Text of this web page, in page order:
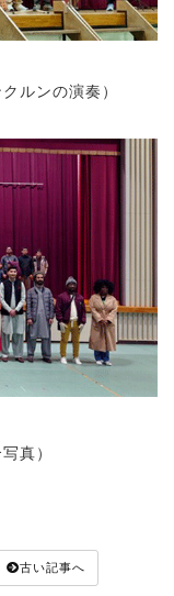
ルンの演奏）
真）
古い記事へ